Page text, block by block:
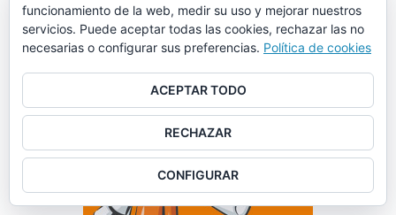
funcionamiento de la web, medir su uso y mejorar nuestros
servicios. Puede aceptar todas las cookies, rechazar las no
necesarias o configurar sus preferencias. Política de cookies
ACEPTAR TODO
RECHAZAR
CONFIGURAR